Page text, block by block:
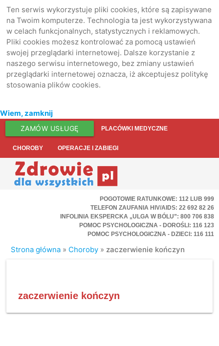
Ten serwis wykorzystuje pliki cookies, które są zapisywane
na Twoim komputerze. Technologia ta jest wykorzystywana
w celach funkcjonalnych, statystycznych i reklamowych.
Pliki cookies możesz kontrolować za pomocą ustawień
swojej przeglądarki internetowej. Dalsze korzystanie z
naszego serwisu internetowego, bez zmiany ustawień
przeglądarki internetowej oznacza, iż akceptujesz politykę
stosowania plików cookies.
Wiem, zamknij
ZAMÓW USŁUGĘ PLACÓWKI MEDYCZNE
CHOROBY OPERACJE I ZABIEGI
POGOTOWIE RATUNKOWE: 112 LUB 999
TELEFON ZAUFANIA HIV/AIDS: 22 692 82 26
INFOLINIA EKSPERCKA „ULGA W BÓLU”: 800 706 838
POMOC PSYCHOLOGICZNA - DOROŚLI: 116 123
POMOC PSYCHOLOGICZNA - DZIECI: 116 111
Strona główna » Choroby » zaczerwienie kończyn
zaczerwienie kończyn